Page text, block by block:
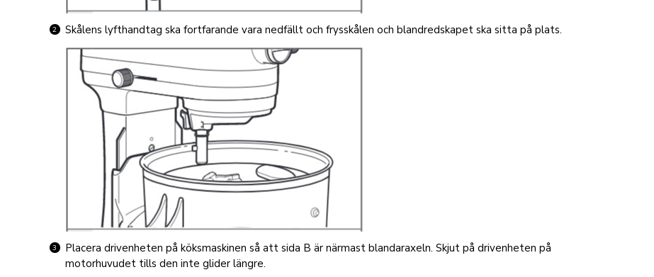
Skålens lyfthandtag ska fortfarande vara nedfällt och frysskålen och blandredskapet ska sitta på plats.
Placera drivenheten på köksmaskinen så att sida B är närmast blandaraxeln. Skjut på drivenheten på
motorhuvudet tills den inte glider längre.